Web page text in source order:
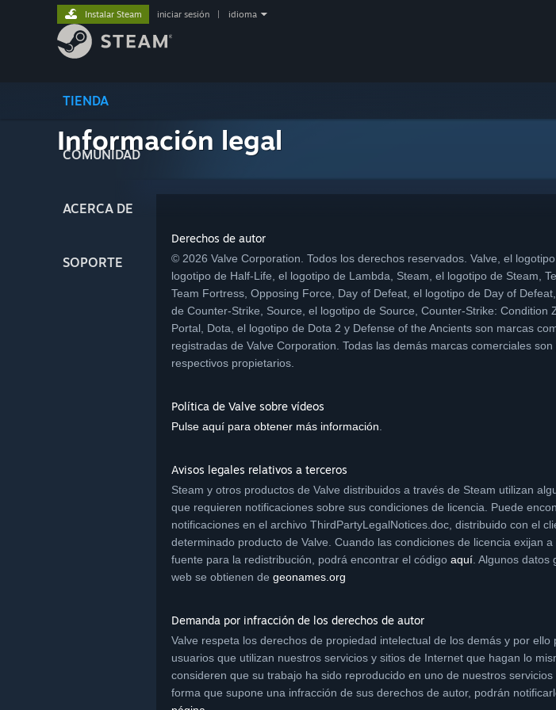
TIENDA
COMUNIDAD
ACERCA DE
SOPORTE
Instalar Steam iniciar sesión idioma
Información legal
Derechos de autor
© 2026 Valve Corporation. Todos los derechos reservados. Valve, el
logotipo de Half-Life, el logotipo de Lambda, Steam, el logotipo de Steam,
Team Fortress, Opposing Force, Day of Defeat, el logotipo de Day of
de Counter-Strike, Source, el logotipo de Source, Counter-Strike: Condition
Portal, Dota, el logotipo de Dota 2 y Defense of the Ancients son marcas
registradas de Valve Corporation. Todas las demás marcas comerciales
respectivos propietarios.
Política de Valve sobre vídeos
Pulse aquí para obtener más información
Avisos legales relativos a terceros
Steam y otros productos de Valve distribuidos a través de Steam utilizan
que requieren notificaciones sobre sus condiciones de licencia. Puede
notificaciones en el archivo ThirdPartyLegalNotices.doc, distribuido con el
determinado producto de Valve. Cuando las condiciones de licencia exijan
fuente para la redistribución, podrá encontrar el código aquí . Algunos
web se obtienen de geonames.org
Demanda por infracción de los derechos de autor
Valve respeta los derechos de propiedad intelectual de los demás y por ello
usuarios que utilizan nuestros servicios y sitios de Internet que hagan lo
consideren que su trabajo ha sido reproducido en uno de nuestros
forma que supone una infracción de sus derechos de autor, podrán